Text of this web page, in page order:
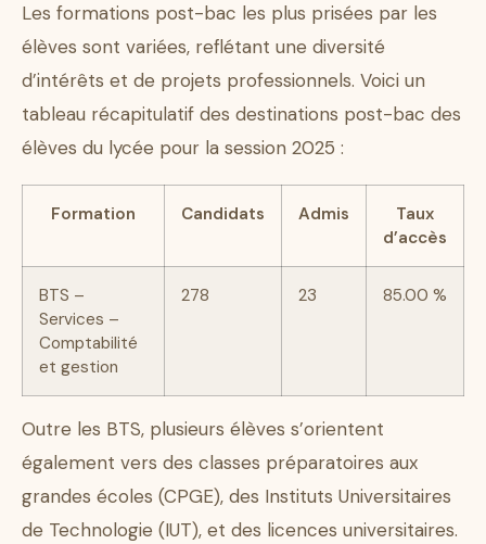
Les formations post-bac les plus prisées par les
élèves sont variées, reflétant une diversité
d’intérêts et de projets professionnels. Voici un
tableau récapitulatif des destinations post-bac des
élèves du lycée pour la session 2025 :
Formation Candidats Admis
Taux
d’accès
BTS –
Services –
Comptabilité
et gestion
278 23 85.00 %
Outre les BTS, plusieurs élèves s’orientent
également vers des classes préparatoires aux
grandes écoles (CPGE), des Instituts Universitaires
de Technologie (IUT), et des licences universitaires.